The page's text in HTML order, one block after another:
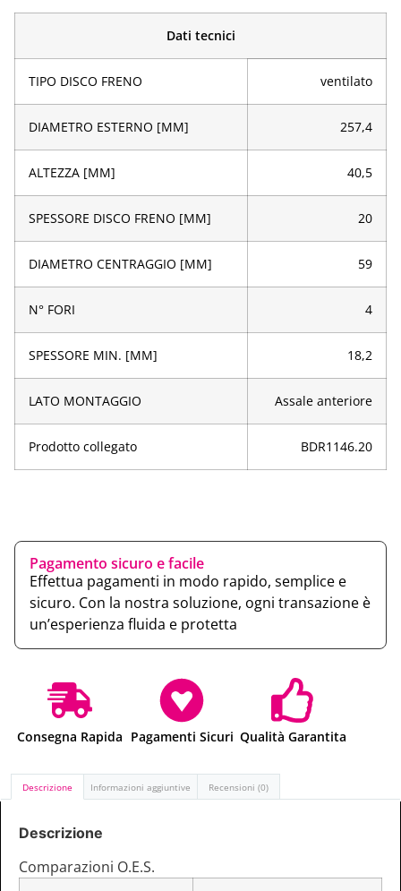
Dati tecnici
TIPO DISCO FRENO ventilato
DIAMETRO ESTERNO [MM] 257,4
ALTEZZA [MM] 40,5
SPESSORE DISCO FRENO [MM] 20
DIAMETRO CENTRAGGIO [MM] 59
N° FORI 4
SPESSORE MIN. [MM] 18,2
LATO MONTAGGIO Assale anteriore
Prodotto collegato BDR1146.20
Pagamento sicuro e facile
Effettua pagamenti in modo rapido, semplice e
sicuro. Con la nostra soluzione, ogni transazione è
un’esperienza fluida e protetta
Consegna Rapida Pagamenti Sicuri Qualità Garantita
Descrizione Informazioni aggiuntive Recensioni (0)
Descrizione
Comparazioni O.E.S.